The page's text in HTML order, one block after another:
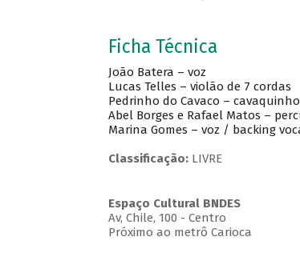
Ficha Técnica
João Batera – voz
Lucas Telles – violão de 7 cordas
Pedrinho do Cavaco – cavaquinho
Abel Borges e Rafael Matos –
Marina Gomes – voz / backing
Classificação: LIVRE
Espaço Cultural BNDES
Av, Chile, 100 - Centro
Próximo ao metrô Carioca